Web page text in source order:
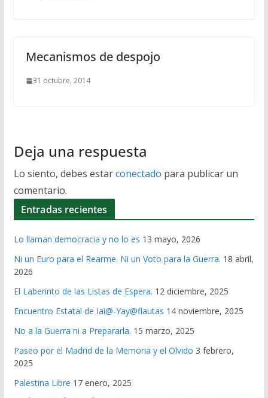
Mecanismos de despojo
31 octubre, 2014
Deja una respuesta
Lo siento, debes estarconectado para publicar un
comentario.
Entradas recientes
Lo llaman democracia y no lo es 13 mayo, 2026
Ni un Euro para el Rearme. Ni un Voto para la Guerra. 18 abril,
2026
El Laberinto de las Listas de Espera. 12 diciembre, 2025
Encuentro Estatal de Iai@-Yay@flautas 14 noviembre, 2025
No a la Guerra ni a Prepararla. 15 marzo, 2025
Paseo por el Madrid de la Memoria y el Olvido 3 febrero,
2025
Palestina Libre 17 enero, 2025